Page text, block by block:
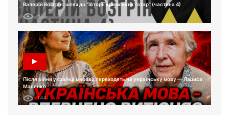
Валерій Возгрін: шлях до “Історії кримських татар” (частина 4)
68
Після війни українці масово переходять на українську мову — Лариса
Масенко
144